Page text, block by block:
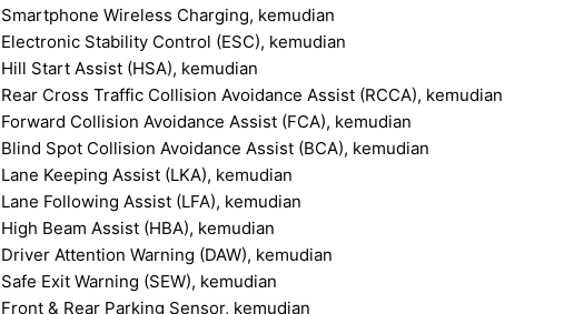
Smartphone Wireless Charging, kemudian
Electronic Stability Control (ESC), kemudian
Hill Start Assist (HSA), kemudian
Rear Cross Traffic Collision Avoidance Assist (RCCA), kemudian
Forward Collision Avoidance Assist (FCA), kemudian
Blind Spot Collision Avoidance Assist (BCA), kemudian
Lane Keeping Assist (LKA), kemudian
Lane Following Assist (LFA), kemudian
High Beam Assist (HBA), kemudian
Driver Attention Warning (DAW), kemudian
Safe Exit Warning (SEW), kemudian
Front & Rear Parking Sensor, kemudian